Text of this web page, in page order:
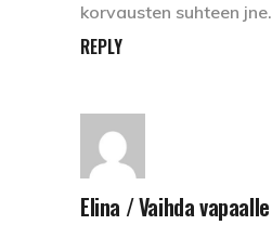
korvausten suhteen jne.
REPLY
Elina / Vaihda vapaalle